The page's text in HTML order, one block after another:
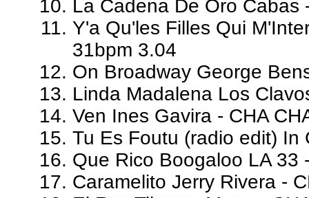
La Cadena De Oro Cabas
Y'a Qu'les Filles Qui
31bpm 3.04
On Broadway George
Linda Madalena Los
Ven Ines Gavira - CHA
Tu Es Foutu (radio edit) In
Que Rico Boogaloo LA 33
Caramelito Jerry Rivera -